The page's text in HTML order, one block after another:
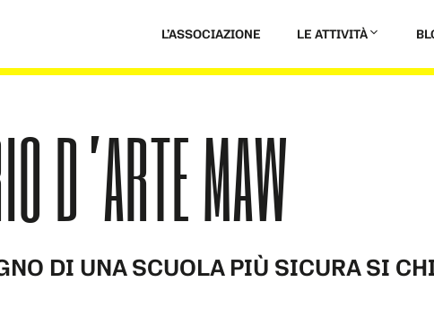
L’ASSOCIAZIONE LE ATTIVITÀ
D’ARTE MAW
DI UNA SCUOLA PIÙ SICURA SI